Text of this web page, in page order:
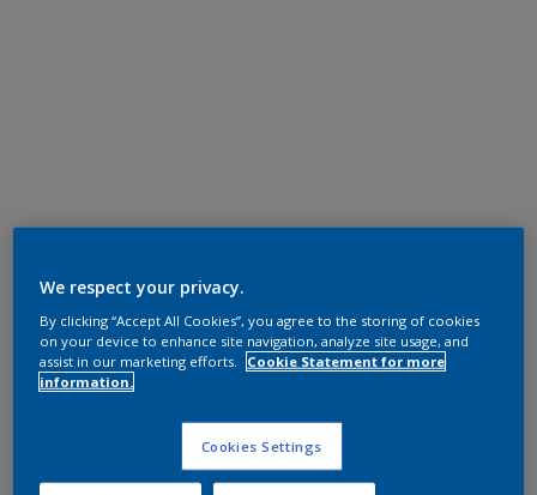
We respect your privacy.
By clicking “Accept All Cookies”, you agree to the storing of cookies
on your device to enhance site navigation, analyze site usage, and
assist in our marketing efforts.
Cookie Statement for more
information.
Cookies Settings